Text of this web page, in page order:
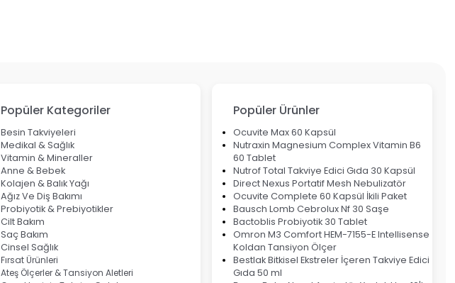
Popüler Kategoriler
Besin Takviyeleri
Medikal & Sağlık
Vitamin & Mineraller
Anne & Bebek
Kolajen & Balık Yağı
Ağız Ve Diş Bakımı
Probiyotik & Prebiyotikler
Cilt Bakım
Saç Bakım
Cinsel Sağlık
Fırsat Ürünleri
Ateş Ölçerler & Tansiyon Aletleri
Popüler Ürünler
Ocuvite Max 60 Kapsül
Nutraxin Magnesium Complex Vitamin B6
60 Tablet
Nutrof Total Takviye Edici Gıda 30 Kapsül
Direct Nexus Portatif Mesh Nebulizatör
Ocuvite Complete 60 Kapsül İkili Paket
Bausch Lomb Cebrolux Nf 30 Saşe
Bactoblis Probiyotik 30 Tablet
Omron M3 Comfort HEM-7155-E Intellisense
Koldan Tansiyon Ölçer
Bestlak Bitkisel Ekstreler İçeren Takviye Edici
Gıda 50 ml